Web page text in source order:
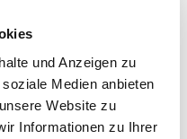
und Anzeigen zu
Medien anbieten
Website zu
Informationen zu Ihrer